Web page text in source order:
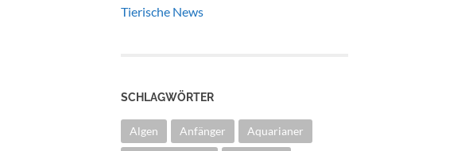
Tierische News
SCHLAGWÖRTER
Algen Anfänger Aquarianer